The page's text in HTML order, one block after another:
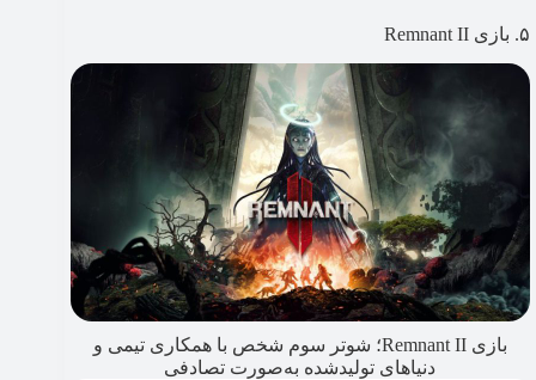
۵. بازی Remnant II
بازی Remnant II؛ شوتر سوم شخص با همکاری تیمی و
دنیاهای تولیدشده به‌صورت تصادفی